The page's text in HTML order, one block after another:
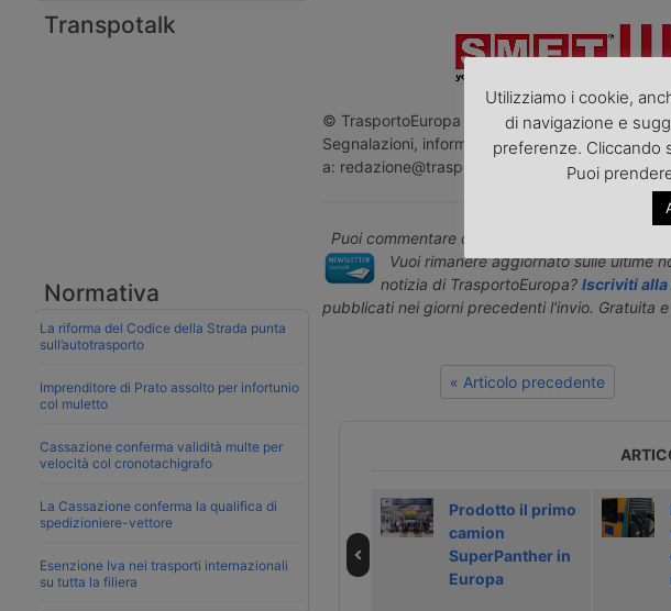
Transpotalk
Normativa
La riforma del Codice della Strada punta
sull’autotrasporto
Imprenditore di Prato assolto per infortunio
col muletto
Cassazione conferma validità multe per
velocità col cronotachigrafo
La Cassazione conferma la qualifica di
spedizioniere-vettore
Esenzione Iva nei trasporti internazionali
su tutta la filiera
© TrasportoEuropa - Riproduzione riservata -
Segnalazioni, informazioni, comunicati,
a: redazione@trasportoeuropa.it
Puoi commentare questo articolo nella
Vuoi rimanere aggiornato sulle ultime
notizia di TrasportoEuropa? Iscriviti alla
pubblicati nei giorni precedenti l'invio. Gratuita e
« Articolo precedente
Scania lancia il
modulo batteria
ricarica Mcs
SuperPanther
punta sull’Europa
Prodotto il primo
camion
SuperPanther in
Europa
Utilizziamo i cookie,
di navigazione e
preferenze. Cliccando
Puoi